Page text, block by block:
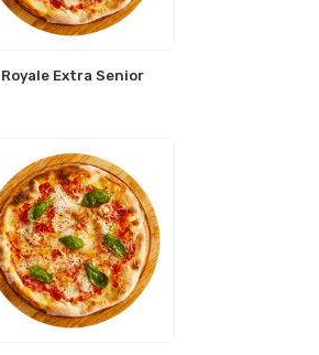
Royale Extra Senior